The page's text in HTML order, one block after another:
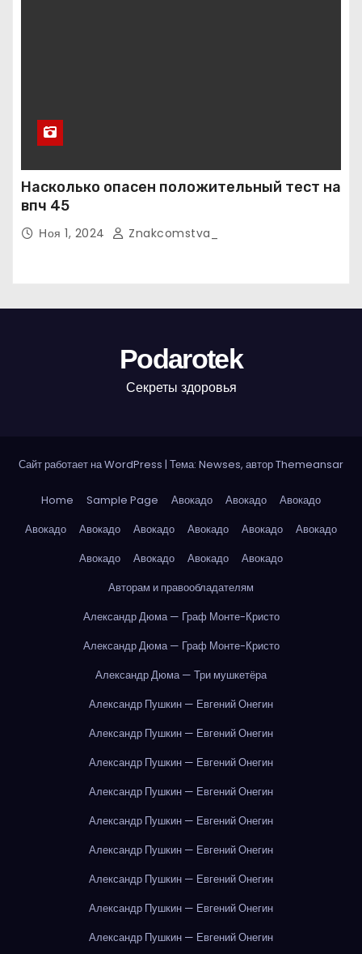
Насколько опасен положительный тест на
впч 45
Ноя 1, 2024 Znakcomstva_
Podarotek
Секреты здоровья
Сайт работает на WordPress | Тема: Newses, авторThemeansar
Home Sample Page Авокадо Авокадо
Авокадо
Авокадо
Авокадо Авокадо Авокадо Авокадо
Авокадо
Авокадо
Авокадо Авокадо
Авокадо
Авторам и правообладателям
Александр Дюма — Граф Монте-Кристо
Александр Дюма — Граф Монте-Кристо
Александр Дюма — Три мушкетёра
Александр Пушкин — Евгений Онегин
Александр Пушкин — Евгений Онегин
Александр Пушкин — Евгений Онегин
Александр Пушкин — Евгений Онегин
Александр Пушкин — Евгений Онегин
Александр Пушкин — Евгений Онегин
Александр Пушкин — Евгений Онегин
Александр Пушкин — Евгений Онегин
Александр Пушкин — Евгений Онегин